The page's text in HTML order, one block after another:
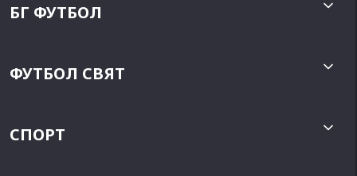
БГ ФУТБОЛ
ФУТБОЛ СВЯТ
СПОРТ